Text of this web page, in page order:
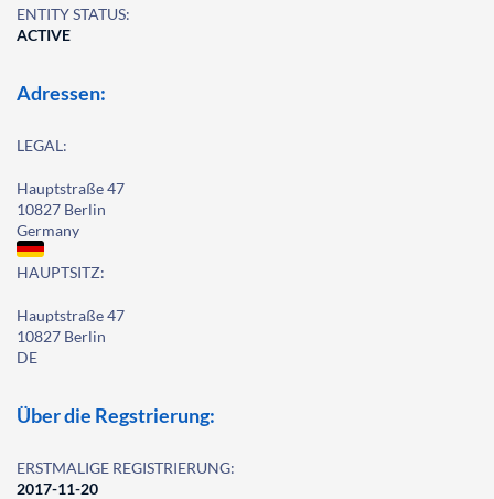
ENTITY STATUS:
ACTIVE
Adressen:
LEGAL:
Hauptstraße 47
10827 Berlin
Germany
HAUPTSITZ:
Hauptstraße 47
10827 Berlin
DE
Über die Regstrierung:
ERSTMALIGE REGISTRIERUNG:
2017-11-20